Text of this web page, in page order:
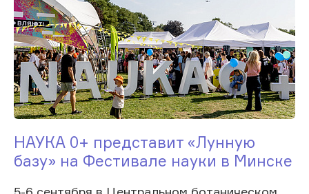
НАУКА 0+ представит «Лунную
базу» на Фестивале науки в Минске
5-6 сентября в Центральном ботаническом